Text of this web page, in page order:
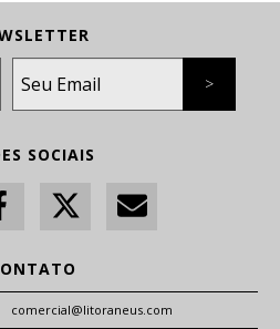
SOCIAIS
comercial@litoraneus.com